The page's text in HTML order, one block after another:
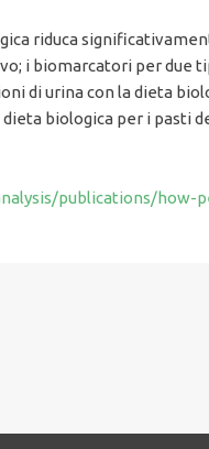
riduca
i biomarcatori per
di urina con la dieta
dieta biologica per i
publications/